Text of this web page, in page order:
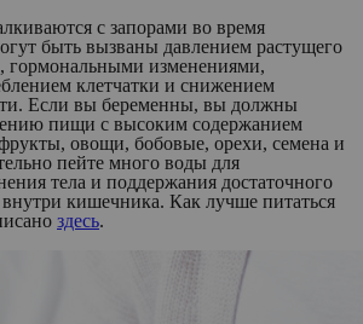
с запорами во время
быть вызваны давлением растущего
гормональными изменениями,
клетчатки и снижением
Если вы беременны, вы должны
пищи с высоким содержанием
овощи, бобовые, орехи, семена и
пейте много воды для
тела и поддержания достаточного
кишечника. Как лучше питаться
здесь.